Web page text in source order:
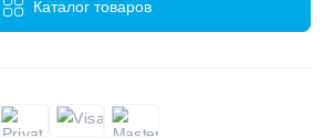
Каталог товаров